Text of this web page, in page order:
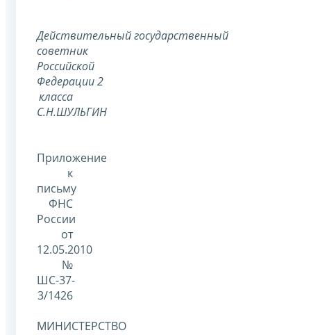
Действительный государственный
советник
Российской
Федерации 2
класса
С.Н.ШУЛЬГИН
Приложение
к
письму
ФНС
России
от
12.05.2010
№
ШС-37-
3/1426
МИНИСТЕРСТВО